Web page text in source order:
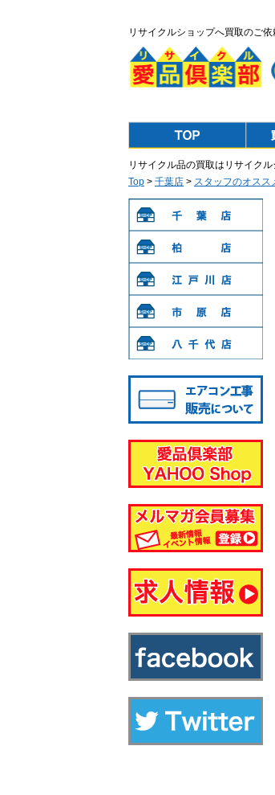
リサイクルショップへ買取のご依
リサイクル品の買取はリサイク
Top > 千葉店 > スタッフのオスス